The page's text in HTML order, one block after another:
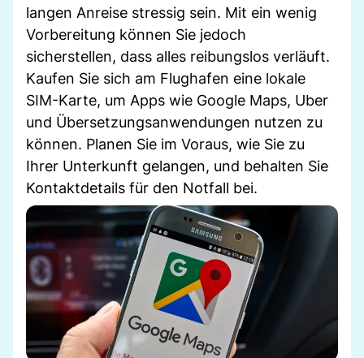
langen Anreise stressig sein. Mit ein wenig
Vorbereitung können Sie jedoch
sicherstellen, dass alles reibungslos verläuft.
Kaufen Sie sich am Flughafen eine lokale
SIM-Karte, um Apps wie Google Maps, Uber
und Übersetzungsanwendungen nutzen zu
können. Planen Sie im Voraus, wie Sie zu
Ihrer Unterkunft gelangen, und behalten Sie
Kontaktdetails für den Notfall bei.